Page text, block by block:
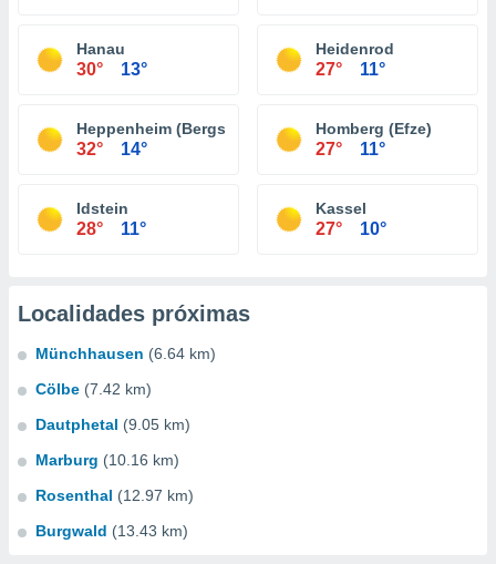
Hanau
30° 13°
Heidenrod
27° 11°
Heppenheim (Bergstraße)
32° 14°
Homberg (Efze)
27° 11°
Idstein
28° 11°
Kassel
27° 10°
Localidades próximas
Münchhausen (6.64 km)
Cölbe (7.42 km)
Dautphetal (9.05 km)
Marburg (10.16 km)
Rosenthal (12.97 km)
Burgwald (13.43 km)